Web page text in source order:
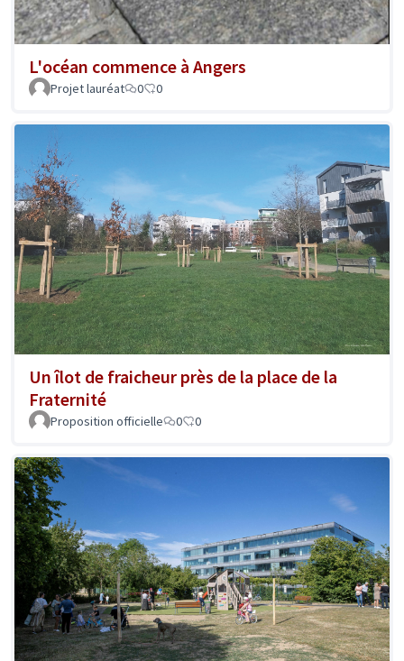
L'océan commence à Angers
Projet lauréat 0 0
Un îlot de fraicheur près de la place de la
Fraternité
Proposition officielle 0 0